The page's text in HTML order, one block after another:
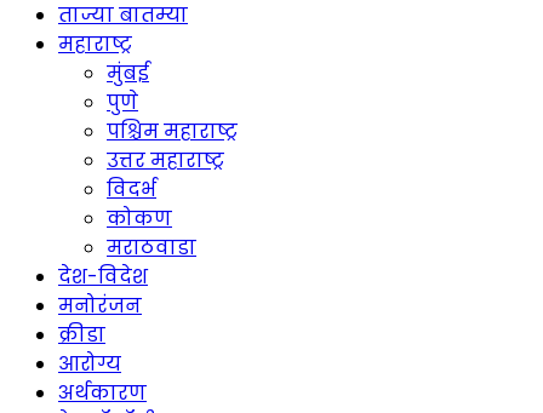
ताज्या बातम्या
महाराष्ट्र
मुंबई
पुणे
पश्चिम महाराष्ट्र
उत्तर महाराष्ट्र
विदर्भ
कोकण
मराठवाडा
देश-विदेश
मनोरंजन
क्रीडा
आरोग्य
अर्थकारण